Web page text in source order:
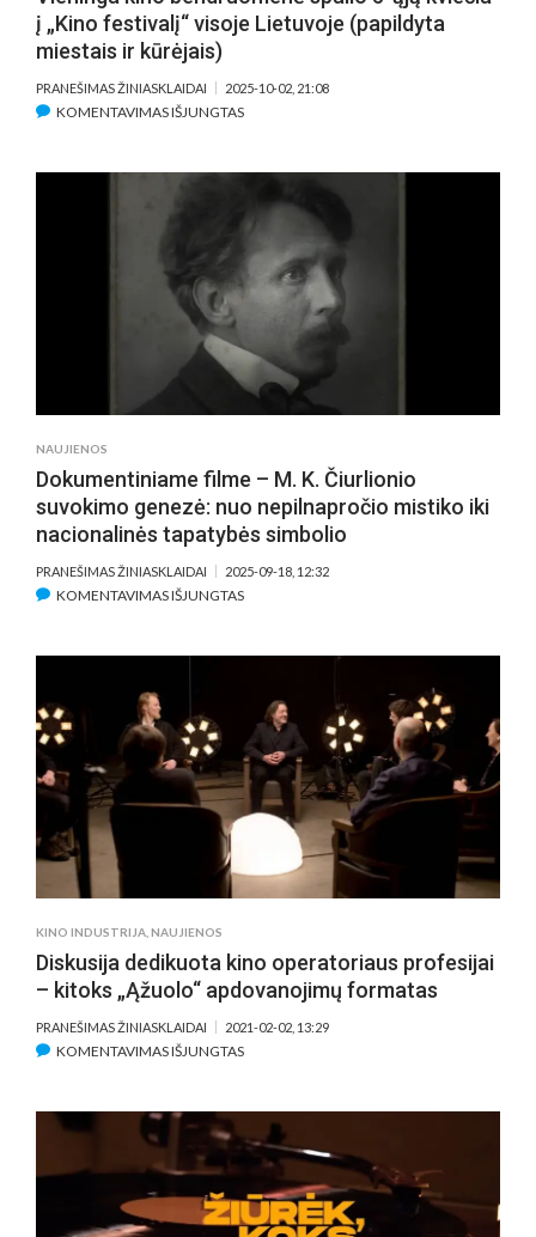
į „Kino festivalį“ visoje Lietuvoje (papildyta
miestais ir kūrėjais)
PRANEŠIMAS ŽINIASKLAIDAI 2025-10-02, 21:08
KOMENTAVIMAS IŠJUNGTASĮRAŠE
SPALIO
ĄJĄ
KVIEČIA
FESTIVALĮ“
VISOJE
LIETUVOJE
IR
KŪRĖJAIS)
NAUJIENOS
Dokumentiniame filme – M. K. Čiurlionio
suvokimo genezė: nuo nepilnapročio mistiko iki
nacionalinės tapatybės simbolio
PRANEŠIMAS ŽINIASKLAIDAI 2025-09-18, 12:32
KOMENTAVIMAS IŠJUNGTASĮRAŠE
ČIURLIONIO
SUVOKIMO
GENEZĖ:
NUO
NEPILNAPROČIO
MISTIKO
IKI
SIMBOLIO
KINO INDUSTRIJA NAUJIENOS
Diskusija dedikuota kino operatoriaus profesijai
– kitoks „Ąžuolo“ apdovanojimų formatas
PRANEŠIMAS ŽINIASKLAIDAI 2021-02-02, 13:29
KOMENTAVIMAS IŠJUNGTASĮRAŠE
KINO
OPERATORIAUS
–
KITOKS